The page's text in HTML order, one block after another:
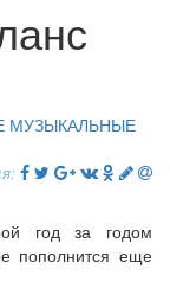
МУЗЫКАЛЬНЫЕ
год за годом
пополнится еще